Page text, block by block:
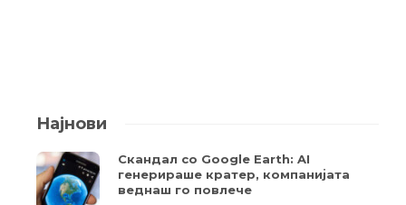
Најнови
Скандал со Google Earth: AI
генерираше кратер, компанијата
веднаш го повлече